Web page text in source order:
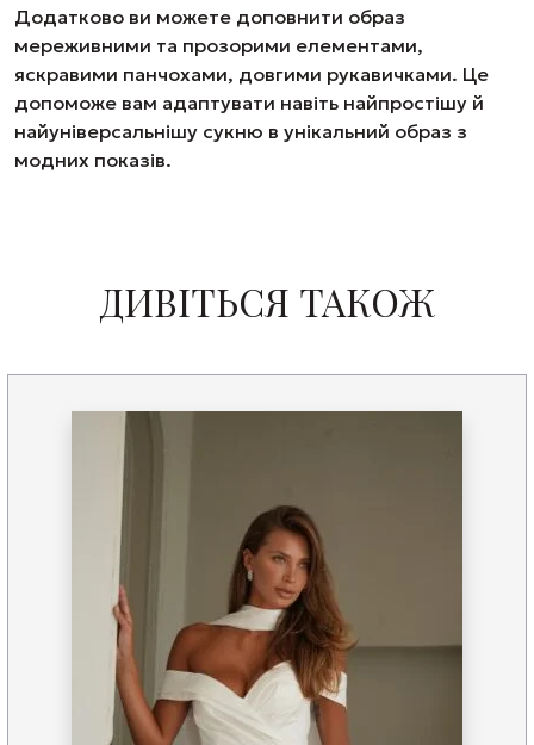
Додатково ви можете доповнити образ
мереживними та прозорими елементами,
яскравими панчохами, довгими рукавичками. Це
допоможе вам адаптувати навіть найпростішу й
найуніверсальнішу сукню в унікальний образ з
модних показів.
ДИВІТЬСЯ ТАКОЖ